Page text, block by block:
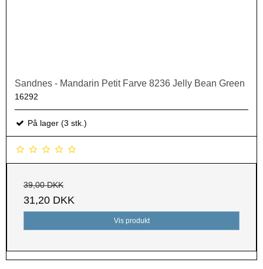
Sandnes - Mandarin Petit Farve 8236 Jelly Bean Green
16292
På lager (3 stk.)
39,00 DKK
31,20 DKK
Vis produkt